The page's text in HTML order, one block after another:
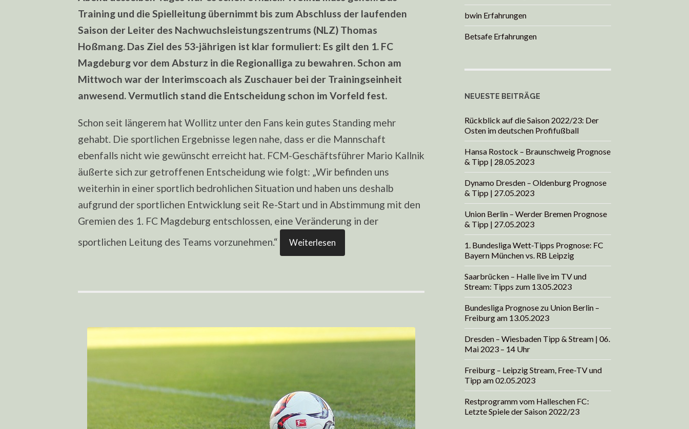
Training und die Spielleitung übernimmt bis zum Abschluss der laufenden
Saison der Leiter des Nachwuchsleistungszentrums (NLZ) Thomas
Hoßmang. Das Ziel des 53-jährigen ist klar formuliert: Es gilt den 1. FC
Magdeburg vor dem Absturz in die Regionalliga zu bewahren. Schon am
Mittwoch war der Interimscoach als Zuschauer bei der Trainingseinheit
anwesend. Vermutlich stand die Entscheidung schon im Vorfeld fest.
Schon seit längerem hat Wollitz unter den Fans kein gutes Standing mehr
gehabt. Die sportlichen Ergebnisse legen nahe, dass er die Mannschaft
ebenfalls nicht wie gewünscht erreicht hat. FCM-Geschäftsführer Mario Kallnik
äußerte sich zur getroffenen Entscheidung wie folgt: „Wir befinden uns
weiterhin in einer sportlich bedrohlichen Situation und haben uns deshalb
aufgrund der sportlichen Entwicklung seit Re-Start und in Abstimmung mit den
Gremien des 1. FC Magdeburg entschlossen, eine Veränderung in der
sportlichen Leitung des Teams vorzunehmen.“
Weiterlesen
bwin Erfahrungen
Betsafe Erfahrungen
NEUESTE BEITRÄGE
Rückblick auf die Saison 2022/23: Der
Osten im deutschen Profifußball
Hansa Rostock – Braunschweig Prognose
& Tipp | 28.05.2023
Dynamo Dresden – Oldenburg Prognose
& Tipp | 27.05.2023
Union Berlin – Werder Bremen Prognose
& Tipp | 27.05.2023
1. Bundesliga Wett-Tipps Prognose: FC
Bayern München vs. RB Leipzig
Saarbrücken – Halle live im TV und
Stream: Tipps zum 13.05.2023
Bundesliga Prognose zu Union Berlin –
Freiburg am 13.05.2023
Dresden – Wiesbaden Tipp & Stream | 06.
Mai 2023 – 14 Uhr
Freiburg – Leipzig Stream, Free-TV und
Tipp am 02.05.2023
Restprogramm vom Halleschen FC:
Letzte Spiele der Saison 2022/23